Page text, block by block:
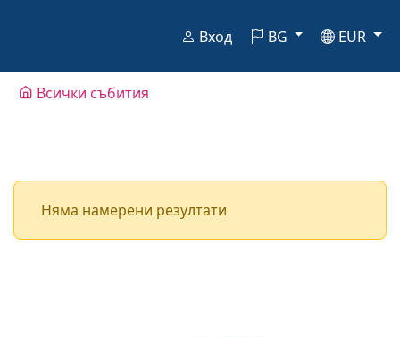
Вход BG EUR
Всички събития
Няма намерени резултати